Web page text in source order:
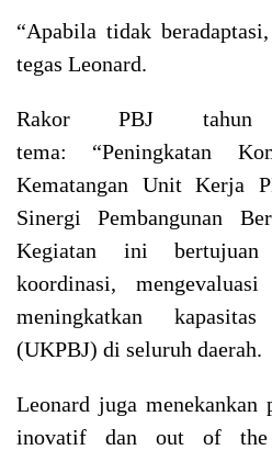
“Apabila tidak
tegas Leonard.
Rakor PBJ tahun
tema: “Peningkatan
Kematangan Unit Kerja
Sinergi Pembangunan
Kegiatan ini bertujuan
koordinasi,
meningkatkan
(UKPBJ) di seluruh daerah.
Leonard juga
inovatif dan out of the